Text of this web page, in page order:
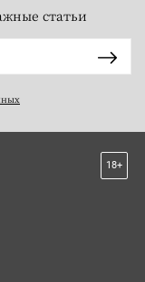
статьи
18+